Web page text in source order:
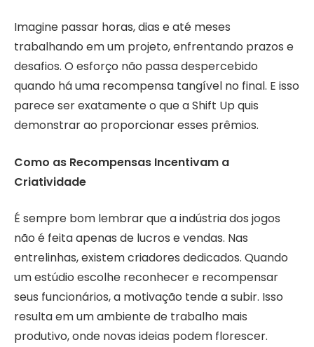
Imagine passar horas, dias e até meses
trabalhando em um projeto, enfrentando prazos e
desafios. O esforço não passa despercebido
quando há uma recompensa tangível no final. E isso
parece ser exatamente o que a Shift Up quis
demonstrar ao proporcionar esses prêmios.
Como as Recompensas Incentivam a
Criatividade
É sempre bom lembrar que a indústria dos jogos
não é feita apenas de lucros e vendas. Nas
entrelinhas, existem criadores dedicados. Quando
um estúdio escolhe reconhecer e recompensar
seus funcionários, a motivação tende a subir. Isso
resulta em um ambiente de trabalho mais
produtivo, onde novas ideias podem florescer.